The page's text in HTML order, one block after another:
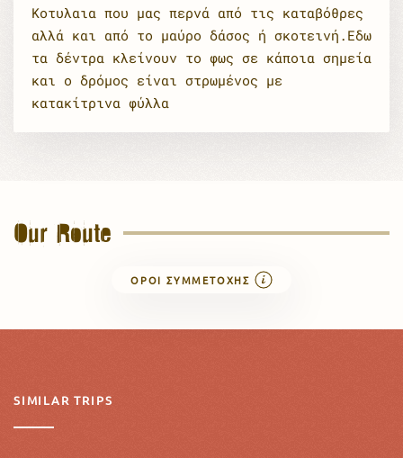
Κοτυλαια που μας περνά από τις καταβόθρες
αλλά και από το μαύρο δάσος ή σκοτεινή.Εδω
τα δέντρα κλείνουν το φως σε κάποια σημεία
και ο δρόμος είναι στρωμένος με
κατακίτρινα φύλλα
Our Route
ΟΡΟΊ ΣΥΜΜΕΤΟΧΉΣ
SIMILAR TRIPS